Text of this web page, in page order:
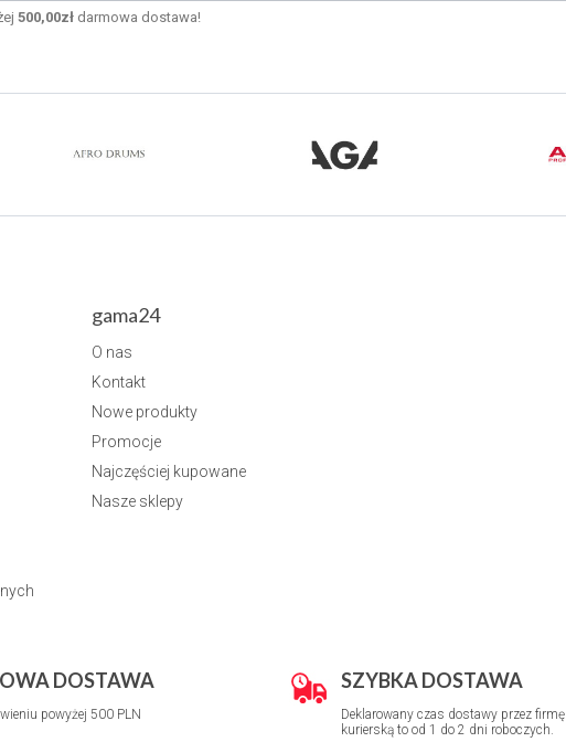
500,00złdarmowa dostawa!
gama24
O nas
Kontakt
Nowe produkty
Promocje
Najczęściej kupowane
Nasze sklepy
DOSTAWA
powyżej 500 PLN
SZYBKA DOSTAWA
Deklarowany czas dostawy przez firmę
kurierską to od 1 do 2 dni roboczych.